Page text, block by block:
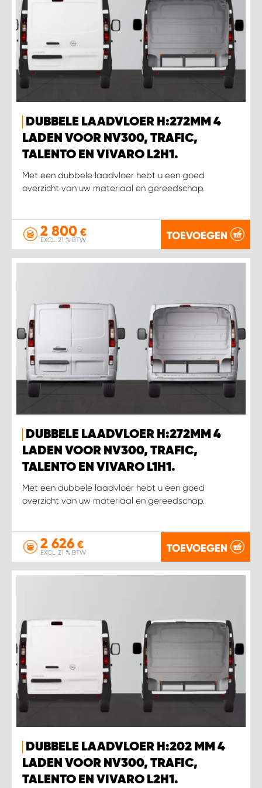
DUBBELE LAADVLOER H:272MM 4
LADEN VOOR NV300, TRAFIC,
TALENTO EN VIVARO L2H1.
Met een dubbele laadvloer hebt u een goed
overzicht van uw materiaal en gereedschap.
2 800 €
EXCL. 21 % BTW TOEVOEGEN
DUBBELE LAADVLOER H:272MM 4
LADEN VOOR NV300, TRAFIC,
TALENTO EN VIVARO L1H1.
Met een dubbele laadvloer hebt u een goed
overzicht van uw materiaal en gereedschap.
2 626 €
EXCL. 21 % BTW TOEVOEGEN
DUBBELE LAADVLOER H:202 MM 4
LADEN VOOR NV300, TRAFIC,
TALENTO EN VIVARO L2H1.
WORK SYSTEM KOOTWIJKERBROEK
WORK SYSTEM LOPIK AUTOSERVICE BENSCHOP
WORK SYSTEM NIEUWEGEIN
WORK SYSTEM OOSTERHOUT
WORK SYSTEM REEUWIJK
WORK SYSTEM RIDDERKERK
WORK SYSTEM UITHOORN
WORK SYSTEM WILLEMSTAD
WORK SYSTEM ZIERIKZEE